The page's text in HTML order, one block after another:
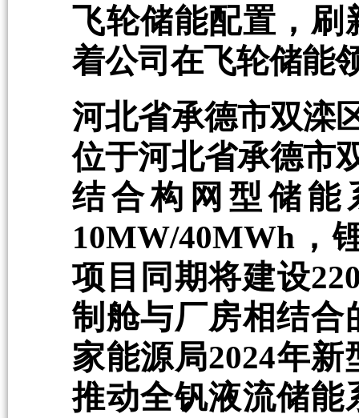
飞轮储能配置，刷
着公司在飞轮储能
河北省承德市双滦
位于河北省承德市
结合构网型储能
10MW/40MWh，
项目同期将建设
制舱与厂房相结合
家能源局2024年
推动全钒液流储能